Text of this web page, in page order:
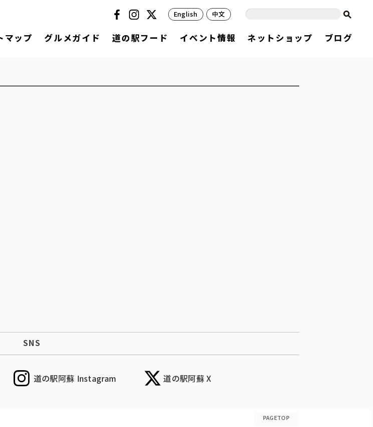
マップ グルメガイド 道の駅フード イベント情報 ネットショップ ブログ
English 中文
SNS
道の駅阿蘇 Instagram 道の駅阿蘇 X
PAGETOP